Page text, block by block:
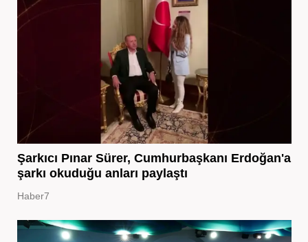
Şarkıcı Pınar Sürer, Cumhurbaşkanı Erdoğan'a
şarkı okuduğu anları paylaştı
Haber7